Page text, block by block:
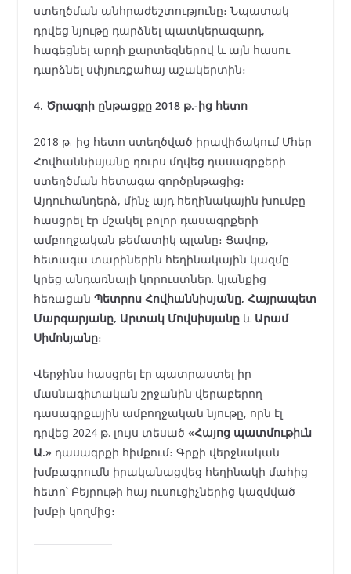
ստեղծման անհրաժեշտությունը։ Նպատակ
դրվեց նյութը դարձնել պատկերազարդ,
հագեցնել արդի քարտեզներով և այն հասու
դարձնել սփյուռքահայ աշակերտին։
4. Ծրագրի ընթացքը 2018 թ.-ից հետո
2018 թ.-ից հետո ստեղծված իրավիճակում Մհեր
Հովհաննիսյանը դուրս մղվեց դասագրքերի
ստեղծման հետագա գործընթացից։
Այդուհանդերձ, մինչ այդ հեղինակային խումբը
հասցրել էր մշակել բոլոր դասագրքերի
ամբողջական թեմատիկ պլանը։ Ցավոք,
հետագա տարիներին հեղինակային կազմը
կրեց անդառնալի կորուստներ. կյանքից
հեռացան Պետրոս Հովհաննիսյանը, Հայրապետ
Մարգարյանը, Արտակ Մովսիսյանըև Արամ
Սիմոնյանը։
Վերջինս հասցրել էր պատրաստել իր
մասնագիտական շրջանին վերաբերող
դասագրքային ամբողջական նյութը, որն էլ
դրվեց 2024 թ. լույս տեսած «Հայոց պատմութիւն
Ա.» դասագրքի հիմքում։ Գրքի վերջնական
խմբագրումն իրականացվեց հեղինակի մահից
հետո՝ Բեյրութի հայ ուսուցիչներից կազմված
խմբի կողմից։